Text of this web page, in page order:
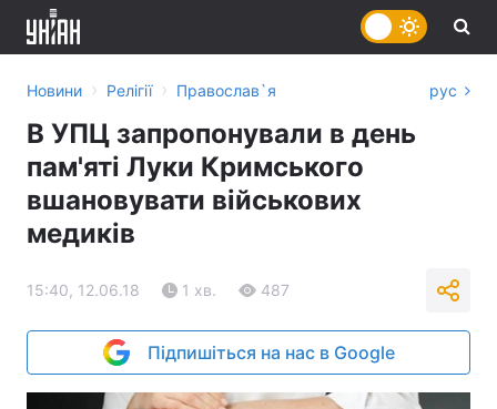
Новини › Релігії › Православ`я рус
В УПЦ запропонували в день
пам'яті Луки Кримського
вшановувати військових
медиків
15:40, 12.06.18 1 хв. 487
Підпишіться на нас в Google